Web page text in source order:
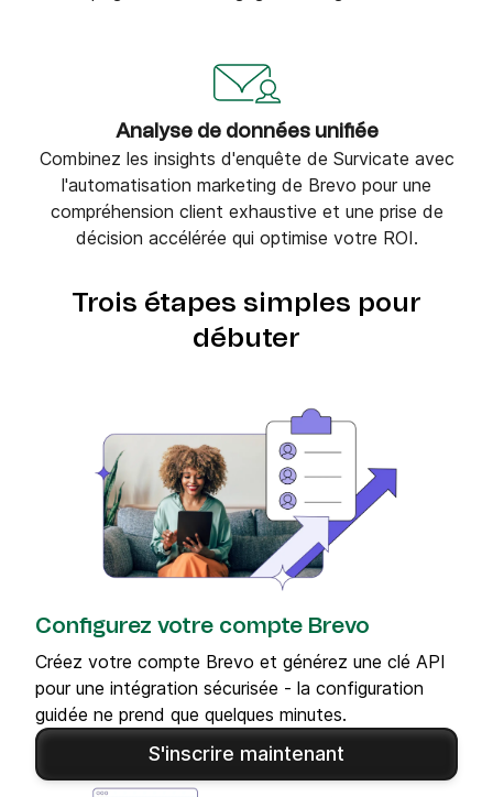
Analyse de données unifiée
Combinez les insights d'enquête de Survicate avec
l'automatisation marketing de Brevo pour une
compréhension client exhaustive et une prise de
décision accélérée qui optimise votre ROI.
Trois étapes simples pour
débuter
Configurez votre compte Brevo
Créez votre compte Brevo et générez une clé API
pour une intégration sécurisée - la configuration
guidée ne prend que quelques minutes.
S'inscrire maintenant